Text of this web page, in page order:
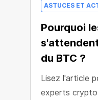
ASTUCES ET
Pourquoi
du BTC ?
Lisez l'article
experts